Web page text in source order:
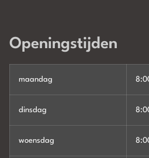
Openingstijden
maandag
dinsdag
woensdag